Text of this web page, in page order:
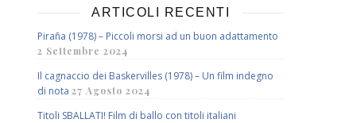
ARTICOLI RECENTI
Piraña (1978) – Piccoli morsi ad un buon adattamento
2 Settembre 2024
Il cagnaccio dei Baskervilles (1978) – Un film indegno
di nota 27 Agosto 2024
Titoli SBALLATI! Film di ballo con titoli italiani